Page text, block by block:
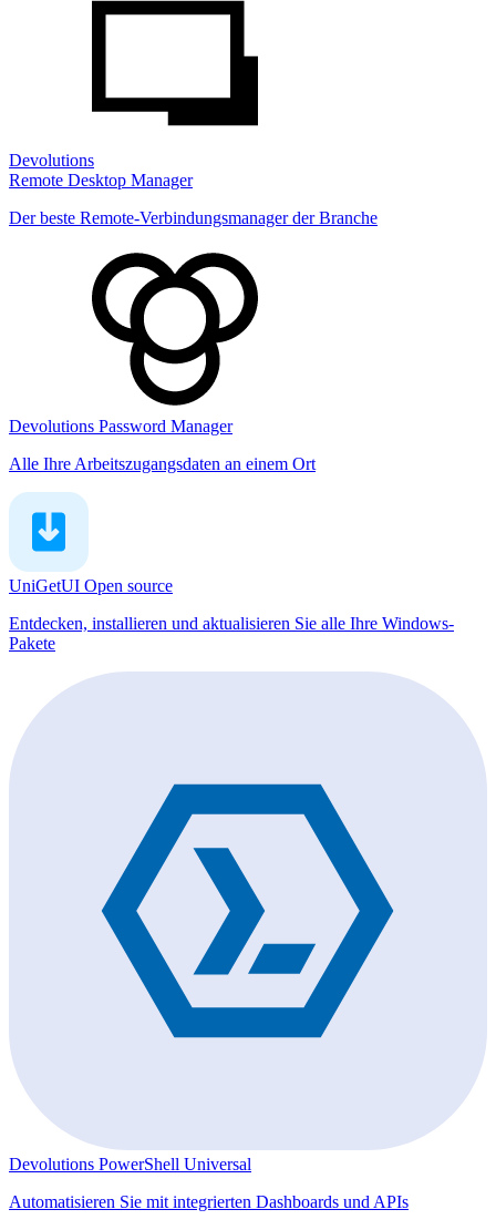
Devolutions
Remote Desktop Manager
Der beste Remote-Verbindungsmanager der Branche
Devolutions Password Manager
Alle Ihre Arbeitszugangsdaten an einem Ort
UniGetUI Open source
Entdecken, installieren und aktualisieren Sie alle Ihre Windows-
Pakete
Devolutions PowerShell Universal
Automatisieren Sie mit integrierten Dashboards und APIs